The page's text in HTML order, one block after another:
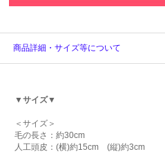
商品詳細・サイズ等について
▼サイズ▼
＜サイズ＞
毛の長さ：約30cm
人工頭皮：(横)約15cm (縦)約3cm